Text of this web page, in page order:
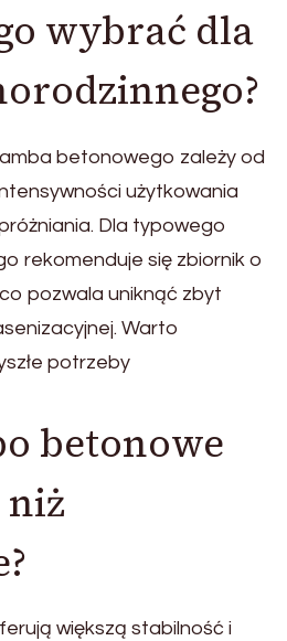
wybrać dla
betonowego zależy od
użytkowania
Dla typowego
rekomenduje się zbiornik o
pozwala uniknąć zbyt
Warto
potrzeby
betonowe
niż
większą stabilność i